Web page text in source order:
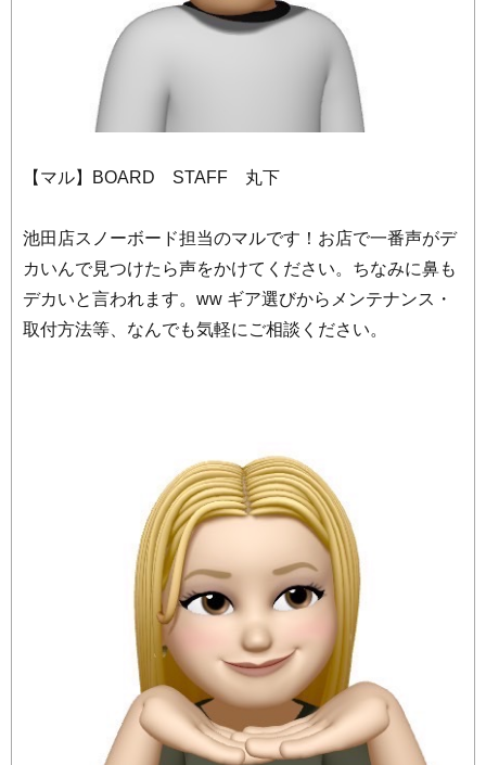
【マル】BOARD STAFF 丸下
池田店スノーボード担当のマルです！お店で一番声がデ
カいんで見つけたら声をかけてください。ちなみに鼻も
デカいと言われます。ww ギア選びからメンテナンス・
取付方法等、なんでも気軽にご相談ください。